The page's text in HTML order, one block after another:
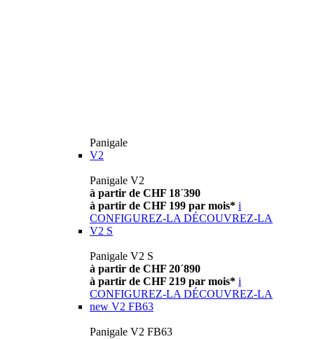
Panigale
V2
Panigale V2
à partir de CHF 18´390
à partir de CHF 199 par mois* i
CONFIGUREZ-LA DÉCOUVREZ-LA
V2 S
Panigale V2 S
à partir de CHF 20´890
à partir de CHF 219 par mois* i
CONFIGUREZ-LA DÉCOUVREZ-LA
new V2 FB63
Panigale V2 FB63